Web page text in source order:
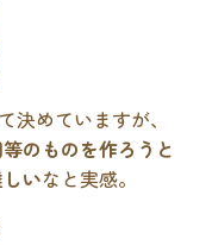
決めていますが、
のものを作ろうと
いなと実感。